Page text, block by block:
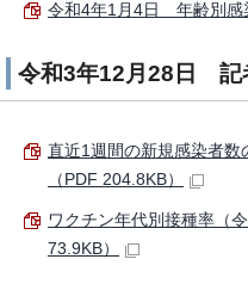
令和4年1月4日 年齢別感
令和3年12月28日 記
直近1週間の新規感染者数
（PDF 204.8KB）
ワクチン年代別接種率（
73.9KB）